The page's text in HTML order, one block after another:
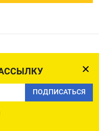
ПОДПИСАТЬСЯ
не совпадать с
Moscow Times.